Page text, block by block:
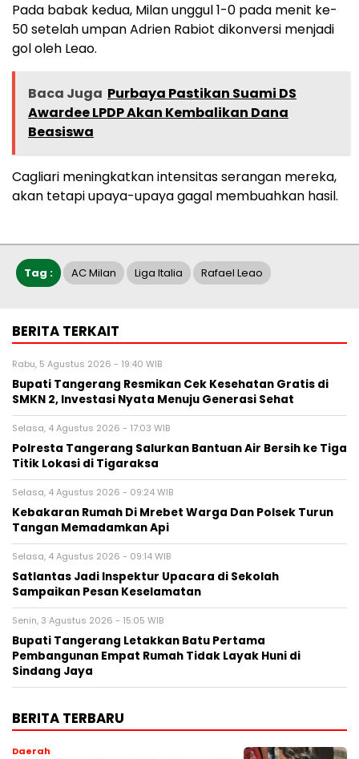
Pada babak kedua, Milan unggul 1-0 pada menit ke-
50 setelah umpan Adrien Rabiot dikonversi menjadi
gol oleh Leao.
Baca Juga Purbaya Pastikan Suami DS
Awardee LPDP Akan Kembalikan Dana
Beasiswa
Cagliari meningkatkan intensitas serangan mereka,
akan tetapi upaya-upaya gagal membuahkan hasil.
Tag : AC Milan Liga Italia Rafael Leao
BERITA TERKAIT
Rabu, 5 Agustus 2026 - 19:40 WIB
‎Bupati Tangerang Resmikan Cek Kesehatan Gratis di
SMKN 2, Investasi Nyata Menuju Generasi Sehat
Selasa, 4 Agustus 2026 - 17:03 WIB
Polresta Tangerang Salurkan Bantuan Air Bersih ke Tiga
Titik Lokasi di Tigaraksa
Selasa, 4 Agustus 2026 - 09:24 WIB
Kebakaran Rumah Di Mrebet Warga Dan Polsek Turun
Tangan Memadamkan Api
Selasa, 4 Agustus 2026 - 09:14 WIB
Satlantas Jadi Inspektur Upacara di Sekolah
Sampaikan Pesan Keselamatan
Senin, 3 Agustus 2026 - 15:05 WIB
Bupati Tangerang Letakkan Batu Pertama
Pembangunan Empat Rumah Tidak Layak Huni di
Sindang Jaya
BERITA TERBARU
Daerah